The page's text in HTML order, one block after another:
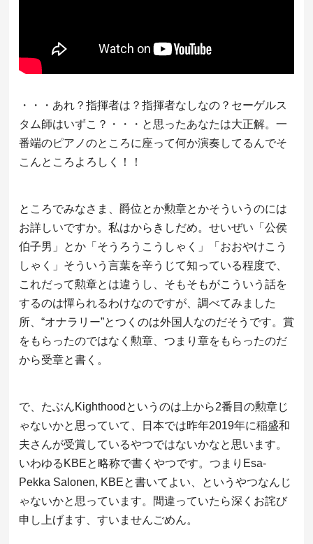
・・・あれ？指揮者は？指揮者なしなの？セーゲルス
タム師はいずこ？・・・と思ったあなたは大正解。一
番端のピアノのところに座って何か演奏してるんでそ
こんところよろしく！！
ところでみなさま、爵位とか勲章とかそういうのには
お詳しいですか。私はからきしだめ。せいぜい「公侯
伯子男」とか「そうろうこうしゃく」「おおやけこう
しゃく」そういう言葉を辛うじて知っている程度で、
これだって勲章とは違うし、そもそもがこういう話を
するのは憚られるわけなのですが、調べてみました
所、“オナラリー”とつくのは外国人なのだそうです。賞
をもらったのではなく勲章、つまり章をもらったのだ
から受章と書く。
で、たぶんKighthoodというのは上から2番目の勲章じ
ゃないかと思っていて、日本では昨年2019年に稲盛和
夫さんが受賞しているやつではないかなと思います。
いわゆるKBEと略称で書くやつです。つまりEsa-
Pekka Salonen, KBEと書いてよい、というやつなんじ
ゃないかと思っています。間違っていたら深くお詫び
申し上げます、すいませんごめん。